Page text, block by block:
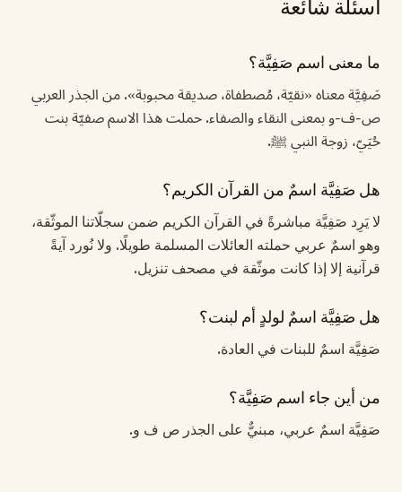
أسئلة شائعة
ما معنى اسم صَفِيَّة؟
صَفِيَّة معناه «نقيّة، مُصطفاة، صديقة محبوبة». من الجذر العربي
ص-ف-و بمعنى النقاء والصفاء. حملت هذا الاسم صفيّة بنت
حُيَيّ، زوجة النبي ﷺ.
هل صَفِيَّة اسمٌ من القرآن الكريم؟
لا يَرِد صَفِيَّة مباشرةً في القرآن الكريم ضمن سجلّاتنا الموثّقة،
وهو اسمٌ عربي حملته العائلات المسلمة طويلًا. ولا نُورد آيةً
قرآنية إلا إذا كانت موثّقة في مصحف تنزيل.
هل صَفِيَّة اسمٌ لولدٍ أم لبنت؟
صَفِيَّة اسمٌ للبنات في العادة.
من أين جاء اسم صَفِيَّة؟
صَفِيَّة اسمٌ عربي، مبنيٌّ على الجذر ص ف و.